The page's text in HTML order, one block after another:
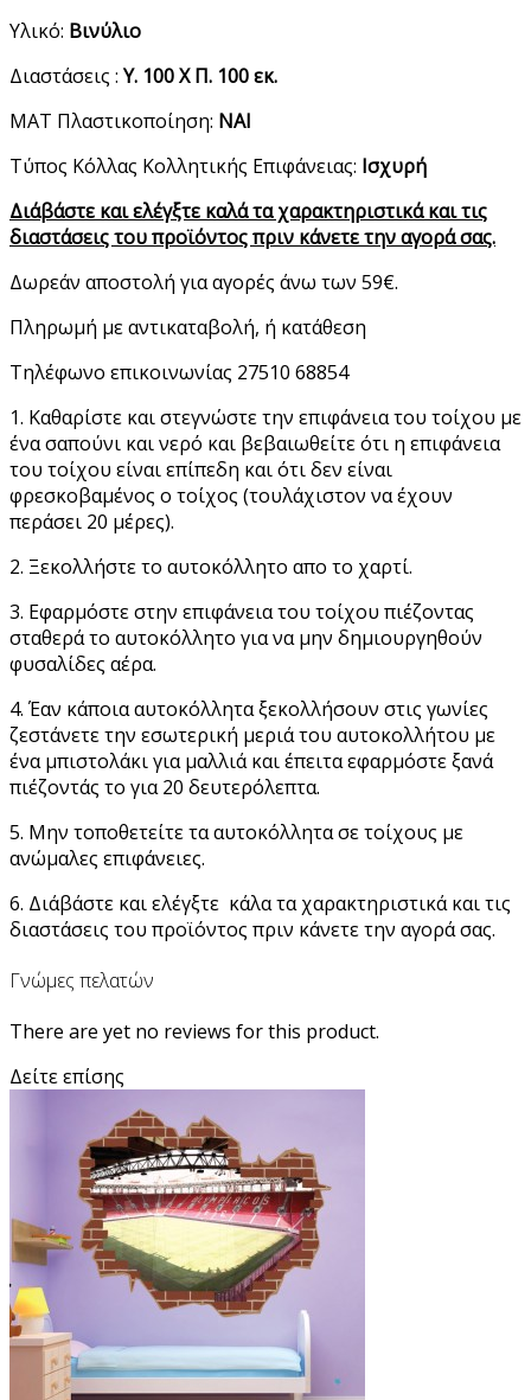
Υλικό: Βινύλιο
Διαστάσεις : Υ. 100 Χ Π. 100 εκ.
ΜΑΤ Πλαστικοποίηση: ΝΑΙ
Τύπος Κόλλας Κολλητικής Επιφάνειας: Ισχυρή
Διάβάστε και ελέγξτε καλά τα χαρακτηριστικά και τις
διαστάσεις του προϊόντος πριν κάνετε την αγορά σας.
Δωρεάν αποστολή για αγορές άνω των 59€.
Πληρωμή με αντικαταβολή, ή κατάθεση
Τηλέφωνο επικοινωνίας 27510 68854
1. Καθαρίστε και στεγνώστε την επιφάνεια του τοίχου με
ένα σαπούνι και νερό και βεβαιωθείτε ότι η επιφάνεια
του τοίχου είναι επίπεδη και ότι δεν είναι
φρεσκοβαμένος ο τοίχος (τουλάχιστον να έχουν
περάσει 20 μέρες).
2. Ξεκολλήστε το αυτοκόλλητο απο το χαρτί.
3. Εφαρμόστε στην επιφάνεια του τοίχου πιέζοντας
σταθερά το αυτοκόλλητο για να μην δημιουργηθούν
φυσαλίδες αέρα.
4. Έαν κάποια αυτοκόλλητα ξεκολλήσουν στις γωνίες
ζεστάνετε την εσωτερική μεριά του αυτοκολλήτου με
ένα μπιστολάκι για μαλλιά και έπειτα εφαρμόστε ξανά
πιέζοντάς το για 20 δευτερόλεπτα.
5. Μην τοποθετείτε τα αυτοκόλλητα σε τοίχους με
ανώμαλες επιφάνειες.
6. Διάβάστε και ελέγξτε κάλα τα χαρακτηριστικά και τις
διαστάσεις του προϊόντος πριν κάνετε την αγορά σας.
Γνώμες πελατών
There are yet no reviews for this product.
Δείτε επίσης